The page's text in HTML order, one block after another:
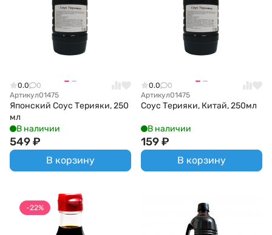
0.0
0
Артикул01475
Японский Соус Терияки, 250
мл
В наличии
549₽
В корзину
0.0
0
Артикул01475
Соус Терияки, Китай, 250мл
В наличии
159₽
В корзину
-22%